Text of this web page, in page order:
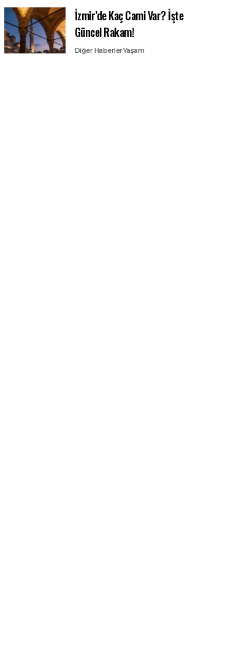
İzmir’de Kaç Cami Var? İşte
Güncel Rakam!
Diğer HaberlerYaşam